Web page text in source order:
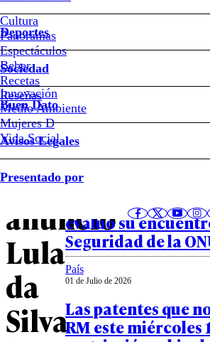
Cultura
Panoramas
Espectáculos
Beber
Recetas
Reseñas
Deportes
Sociedad
Innovación
Medio Ambiente
Mujeres D
Vida Social
Buen Dato
Avisos Legales
Presentado por
Los
acuerdos
con
Kast
que
anunció
Lula
da
Silva
Notas relacionadas
01 de Julio de 2026
VIDEO – “Muy
evaluó su
Seguridad de la
País
01 de Julio de 2026
Las patentes que
RM este miércoles